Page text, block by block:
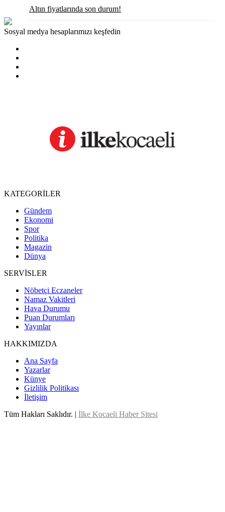
Altın fiyatlarında son durum!
Sosyal medya hesaplarımızı keşfedin
KATEGORİLER
Gündem
Ekonomi
Spor
Politika
Magazin
Dünya
SERVİSLER
Nöbetçi Eczaneler
Namaz Vakitleri
Hava Durumu
Puan Durumları
Yayınlar
HAKKIMIZDA
Ana Sayfa
Yazarlar
Künye
Gizlilik Politikası
İletişim
Tüm Hakları Saklıdır. | İlke Kocaeli Haber Sitesi